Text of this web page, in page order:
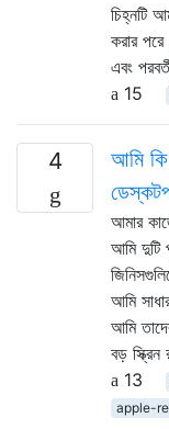
চিহ্নটি
করার
এবং
15
4
আমি কি
আমার
আমি দুটি
আমি
আমি
বড়
13
apple-